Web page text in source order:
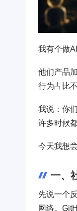
我有个做
他们产品
行为占比
我说：你
许多时候
今天我想
一、
先说一个
网络。